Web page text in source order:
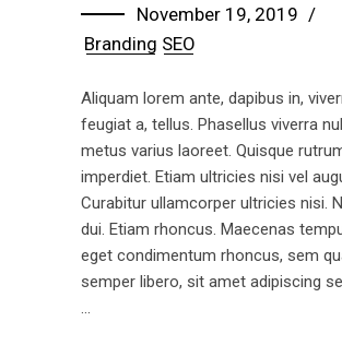
November 19, 2019
Branding SEO
Aliquam lorem ante, dapibus in,
feugiat a, tellus. Phasellus viverra
metus varius laoreet. Quisque
imperdiet. Etiam ultricies nisi vel
Curabitur ullamcorper ultricies nisi.
dui. Etiam rhoncus. Maecenas
eget condimentum rhoncus, sem
semper libero, sit amet adipiscing